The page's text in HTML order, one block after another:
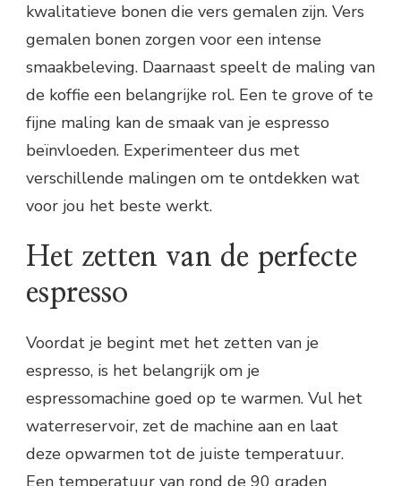
kwalitatieve bonen die vers gemalen zijn. Vers
gemalen bonen zorgen voor een intense
smaakbeleving. Daarnaast speelt de maling van
de koffie een belangrijke rol. Een te grove of te
fijne maling kan de smaak van je espresso
beïnvloeden. Experimenteer dus met
verschillende malingen om te ontdekken wat
voor jou het beste werkt.
Het zetten van de perfecte
espresso
Voordat je begint met het zetten van je
espresso, is het belangrijk om je
espressomachine goed op te warmen. Vul het
waterreservoir, zet de machine aan en laat
deze opwarmen tot de juiste temperatuur.
Een temperatuur van rond de 90 graden